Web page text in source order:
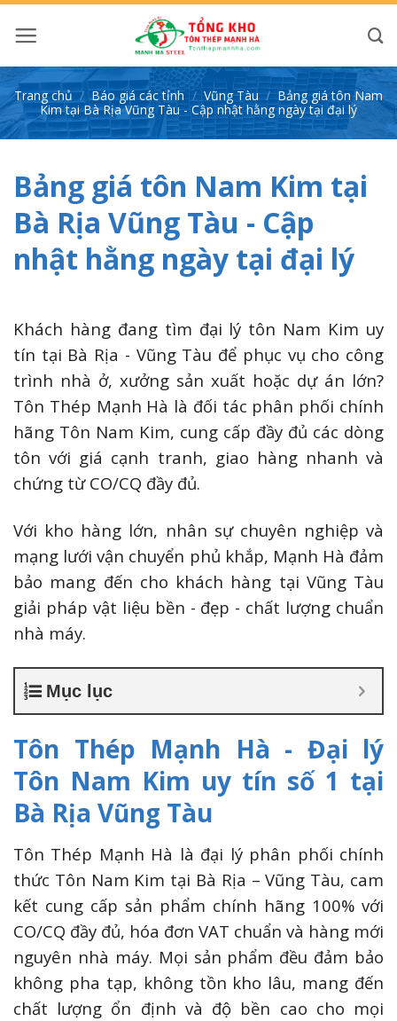
qua
nội
dung
Trang chủ / Báo giá các tỉnh / Vũng Tàu / Bảng giá tôn Nam
Kim tại Bà Rịa Vũng Tàu - Cập nhật hằng ngày tại đại lý
Bảng giá tôn Nam Kim tại
Bà Rịa Vũng Tàu - Cập
nhật hằng ngày tại đại lý
Khách hàng đang tìm đại lý tôn Nam Kim uy
tín tại Bà Rịa - Vũng Tàu để phục vụ cho công
trình nhà ở, xưởng sản xuất hoặc dự án lớn?
Tôn Thép Mạnh Hà là đối tác phân phối chính
hãng Tôn Nam Kim, cung cấp đầy đủ các dòng
tôn với giá cạnh tranh, giao hàng nhanh và
chứng từ CO/CQ đầy đủ.
Với kho hàng lớn, nhân sự chuyên nghiệp và
mạng lưới vận chuyển phủ khắp, Mạnh Hà đảm
bảo mang đến cho khách hàng tại Vũng Tàu
giải pháp vật liệu bền - đẹp - chất lượng chuẩn
nhà máy.
Mục lục
Tôn Thép Mạnh Hà - Đại lý
Tôn Nam Kim uy tín số 1 tại
Bà Rịa Vũng Tàu
Tôn Thép Mạnh Hà là đại lý phân phối chính
thức Tôn Nam Kim tại Bà Rịa – Vũng Tàu, cam
kết cung cấp sản phẩm chính hãng 100% với
CO/CQ đầy đủ, hóa đơn VAT chuẩn và hàng mới
nguyên nhà máy. Mọi sản phẩm đều đảm bảo
không pha tạp, không tồn kho lâu, mang đến
chất lượng ổn định và độ bền cao cho mọi